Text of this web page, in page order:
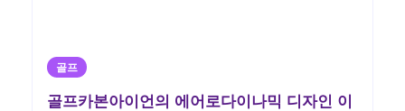
골프
골프카본아이언의 에어로다이나믹 디자인 이